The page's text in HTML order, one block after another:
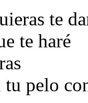
te
te haré
tu pelo